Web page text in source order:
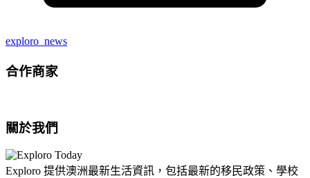
exploro_news
合作商家
關於我們
Exploro 提供澳洲最新生活資訊，包括最新的移民政策、學校